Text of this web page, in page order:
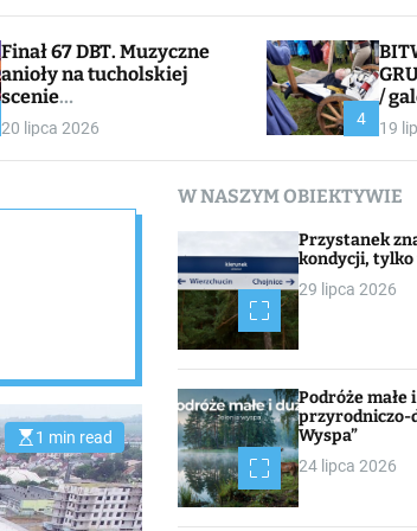
Finał 67 DBT. Muzyczne
anioły na tucholskiej
scenie
CHOJNACKA//CHOJNACK
I
20 lipca 2026 4
/
19
E
s
t
i
m
a
1 min read
W NASZYM OBIEKTYWIE
Przystanek
kondycji,
29 lipca 2026
Podróże małe
przyrodniczo-
Wyspa”
24 lipca 2026